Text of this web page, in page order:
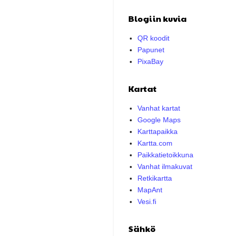
Blogiin kuvia
QR koodit
Papunet
PixaBay
Kartat
Vanhat kartat
Google Maps
Karttapaikka
Kartta.com
Paikkatietoikkuna
Vanhat ilmakuvat
Retkikartta
MapAnt
Vesi.fi
Sähkö